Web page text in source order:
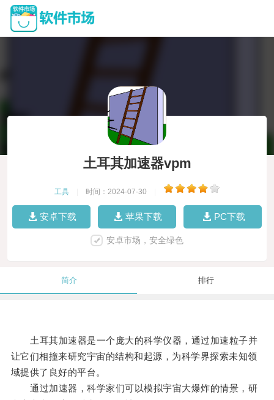
土耳其加速器vpm
工具 时间：2024-07-30
安卓下载 苹果下载 PC下载
安卓市场，安全绿色
简介 排行
土耳其加速器是一个庞大的科学仪器，通过加速粒子并
让它们相撞来研究宇宙的结构和起源，为科学界探索未知领
域提供了良好的平台。
通过加速器，科学家们可以模拟宇宙大爆炸的情景，研